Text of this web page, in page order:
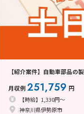
【紹介案件】自動車部品の
月収例251,759 円
【時給】1,330円～
神奈川県伊勢原市